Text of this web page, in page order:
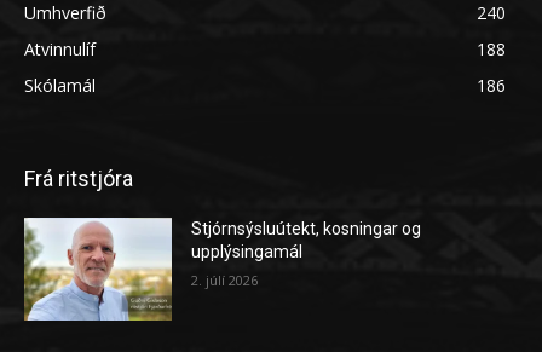
Umhverfið
240
Atvinnulíf
188
Skólamál
186
Frá ritstjóra
Stjórnsýsluútekt, kosningar og
upplýsingamál
2. júlí 2026